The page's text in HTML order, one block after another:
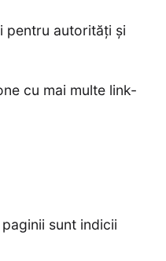
pentru autorități și
cu mai multe link-
sunt indicii